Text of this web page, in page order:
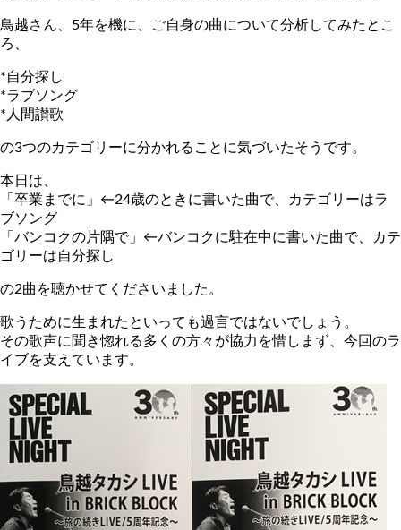
鳥越さん、5年を機に、ご自身の曲について分析してみたとこ
ろ、
*自分探し
*ラブソング
*人間讃歌
の3つのカテゴリーに分かれることに気づいたそうです。
本日は、
「卒業までに」←24歳のときに書いた曲で、カテゴリーはラ
ブソング
「バンコクの片隅で」←バンコクに駐在中に書いた曲で、カテ
ゴリーは自分探し
の2曲を聴かせてくださいました。
歌うために生まれたといっても過言ではないでしょう。
その歌声に聞き惚れる多くの方々が協力を惜しまず、今回のラ
イブを支えています。